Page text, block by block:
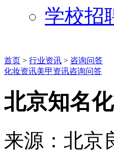
学校招
首页 > 行业资讯 > 咨询问答
化妆资讯美甲资讯咨询问答
北京知名
来源：北京